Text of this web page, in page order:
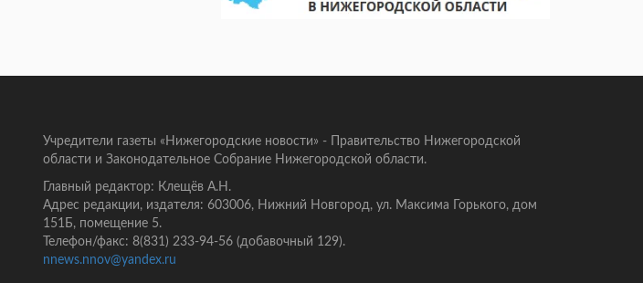
Учредители газеты «Нижегородские новости» - Правительство Нижегородской
области и Законодательное Собрание Нижегородской области.
Главный редактор: Клещёв А.Н.
Адрес редакции, издателя: 603006, Нижний Новгород, ул. Максима Горького, дом
151Б, помещение 5.
Телефон/факс: 8(831) 233-94-56 (добавочный 129).
nnews.nnov@yandex.ru